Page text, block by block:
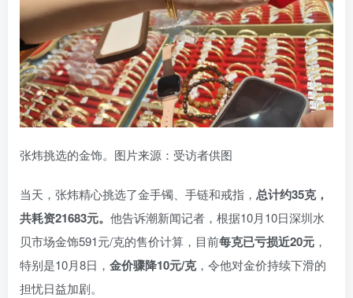
张炜挑选的金饰。图片来源：受访者供图
当天，张炜精心挑选了金手镯、手链和戒指， 总计约35克，
共耗资21683元。 他告诉潮新闻记者，根据10月10日深圳水
贝市场金饰591元/克的售价计算，目前每克已亏损近20元 ，
特别是10月8日， 金价骤降10元/克，令他对金价持续下滑的
担忧日益加剧。